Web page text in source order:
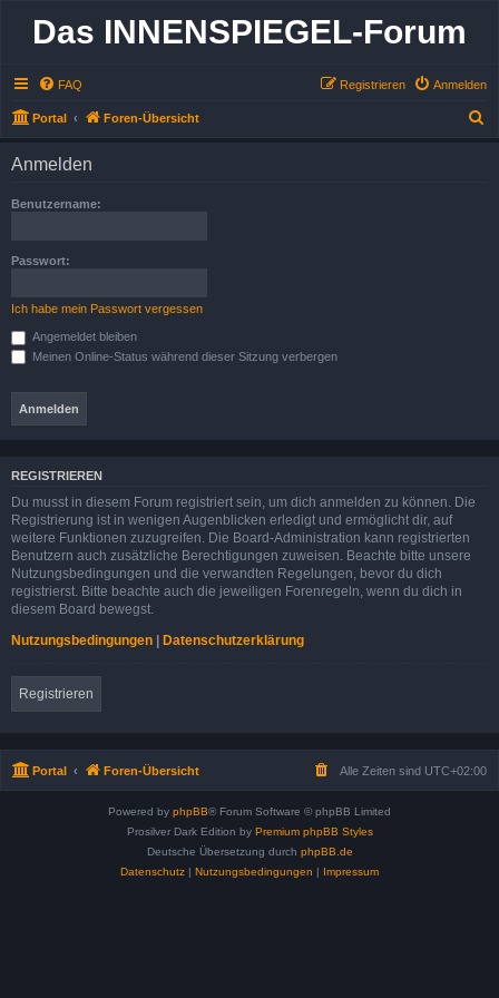
Das INNENSPIEGEL-Forum
FAQ Anmelden
Registrieren
Portal Foren-Übersicht
Anmelden
Benutzername:
Passwort:
Ich habe mein Passwort vergessen
Angemeldet bleiben
Meinen Online-Status während dieser Sitzung verbergen
REGISTRIEREN
Du musst in diesem Forum registriert sein, um dich anmelden zu können. Die
Registrierung ist in wenigen Augenblicken erledigt und ermöglicht dir, auf
weitere Funktionen zuzugreifen. Die Board-Administration kann registrierten
Benutzern auch zusätzliche Berechtigungen zuweisen. Beachte bitte unsere
Nutzungsbedingungen und die verwandten Regelungen, bevor du dich
registrierst. Bitte beachte auch die jeweiligen Forenregeln, wenn du dich in
diesem Board bewegst.
Nutzungsbedingungen | Datenschutzerklärung
Registrieren
Portal Foren-Übersicht Alle Zeiten sind UTC+02:00
Powered by phpBB® Forum Software © phpBB Limited
Prosilver Dark Edition by Premium phpBB Styles
Deutsche Übersetzung durch phpBB.de
Datenschutz | Nutzungsbedingungen | Impressum